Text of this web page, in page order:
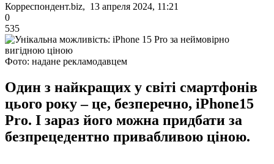
Корреспондент.biz, 13 апреля 2024, 11:21
0
535
Фото: надане рекламодавцем
Один з найкращих у світі смартфонів
цього року – це, безперечно, iPhone15
Pro. І зараз його можна придбати за
безпрецедентно привабливою ціною.